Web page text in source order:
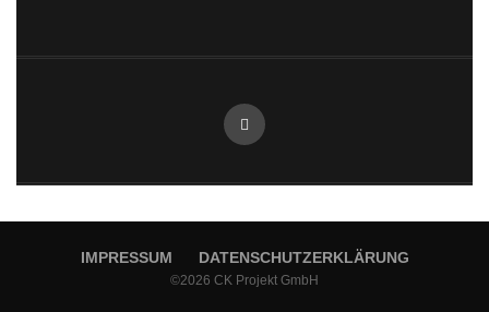
IMPRESSUM DATENSCHUTZERKLÄRUNG
©2026 CK Projekt GmbH